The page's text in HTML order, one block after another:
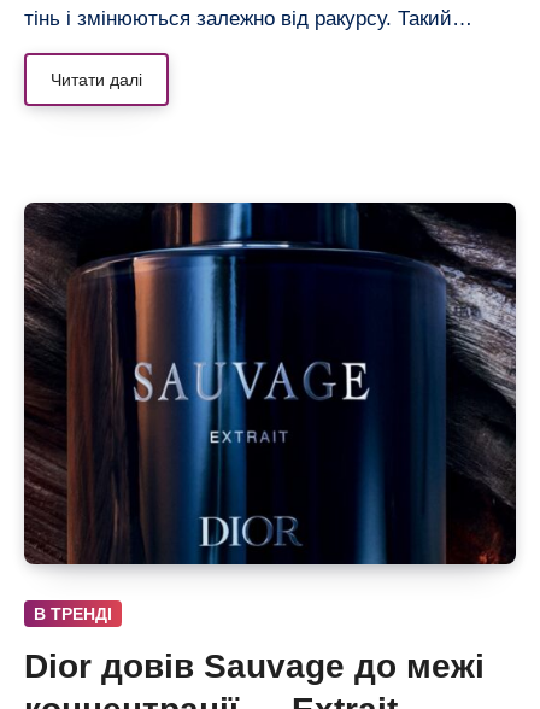
тінь і змінюються залежно від ракурсу. Такий…
Читати далі
В ТРЕНДІ
Dior довів Sauvage до межі